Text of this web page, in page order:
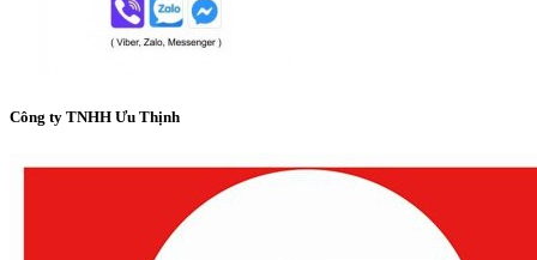
Công ty TNHH Ưu Thịnh